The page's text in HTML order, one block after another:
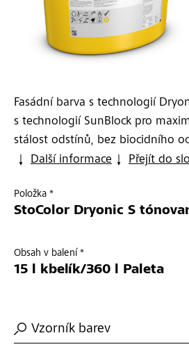
Fasádní barva s technologií
s technologií SunBlock pro
stálost odstínů, bez biocidního
Další informace
Přejít do
Položka *
StoColor Dryonic S
Obsah v balení *
15 l kbelík/360 l Paleta
Vzorník barev